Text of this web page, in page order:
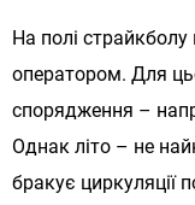
На полі
оператором. Для
спорядження –
Однак літо – не
бракує циркуляції